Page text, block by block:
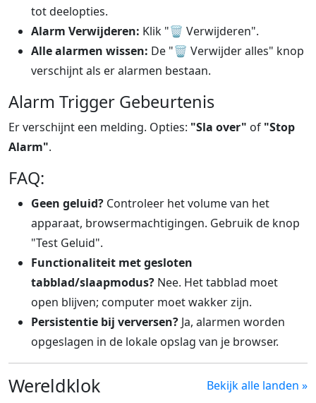
tot deelopties.
Alarm Verwijderen: Klik "🗑️ Verwijderen".
Alle alarmen wissen: De "🗑️ Verwijder alles" knop
verschijnt als er alarmen bestaan.
Alarm Trigger Gebeurtenis
Er verschijnt een melding. Opties: "Sla over" of "Stop
Alarm".
FAQ:
Geen geluid? Controleer het volume van het
apparaat, browsermachtigingen. Gebruik de knop
"Test Geluid".
Functionaliteit met gesloten
tabblad/slaapmodus? Nee. Het tabblad moet
open blijven; computer moet wakker zijn.
Persistentie bij verversen? Ja, alarmen worden
opgeslagen in de lokale opslag van je browser.
Wereldklok Bekijk alle landen »